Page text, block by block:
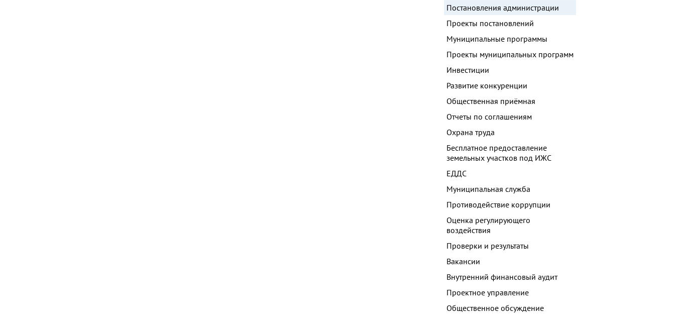
Постановления администрации
Проекты постановлений
Муниципальные программы
Проекты муниципальных программ
Инвестиции
Развитие конкуренции
Общественная приёмная
Отчеты по соглашениям
Охрана труда
Бесплатное предоставление
земельных участков под ИЖС
ЕДДС
Муниципальная служба
Противодействие коррупции
Оценка регулирующего
воздействия
Проверки и результаты
Вакансии
Внутренний финансовый аудит
Проектное управление
Общественное обсуждение